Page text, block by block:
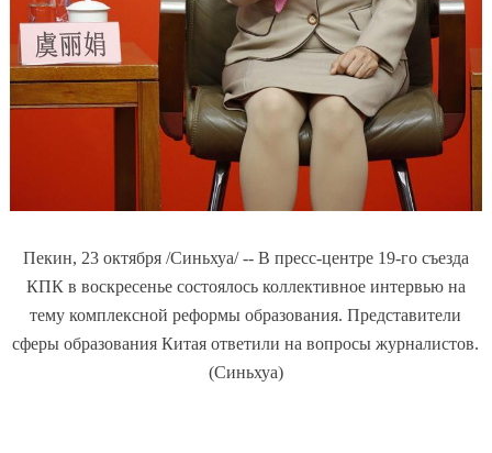
Пекин, 23 октября /Синьхуа/ -- В пресс-центре 19-го съезда
КПК в воскресенье состоялось коллективное интервью на
тему комплексной реформы образования. Представители
сферы образования Китая ответили на вопросы журналистов.
(Синьхуа)